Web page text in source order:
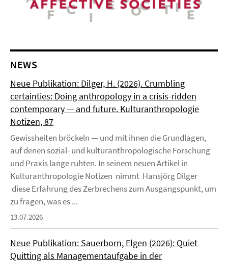
NEWS
Neue Publikation: Dilger, H. (2026). Crumbling
certainties: Doing anthropology in a crisis-ridden
contemporary — and future. Kulturanthropologie
Notizen, 87
Gewissheiten bröckeln — und mit ihnen die Grundlagen,
auf denen sozial- und kulturanthropologische Forschung
und Praxis lange ruhten. In seinem neuen Artikel in
Kulturanthropologie Notizen nimmt Hansjörg Dilger
diese Erfahrung des Zerbrechens zum Ausgangspunkt, um
zu fragen, was es ...
13.07.2026
Neue Publikation: Sauerborn, Elgen (2026): Quiet
Quitting als Managementaufgabe in der